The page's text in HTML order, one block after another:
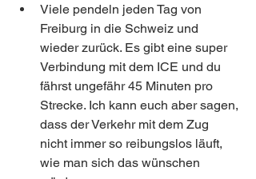
Viele pendeln jeden Tag von
Freiburg in die Schweiz und
wieder zurück. Es gibt eine super
Verbindung mit dem ICE und du
fährst ungefähr 45 Minuten pro
Strecke. Ich kann euch aber sagen,
dass der Verkehr mit dem Zug
nicht immer so reibungslos läuft,
wie man sich das wünschen